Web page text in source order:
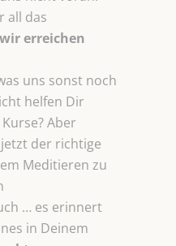
all das
wir erreichen
uns sonst noch
helfen Dir
Aber
der richtige
Meditieren zu
… es erinnert
in Deinem